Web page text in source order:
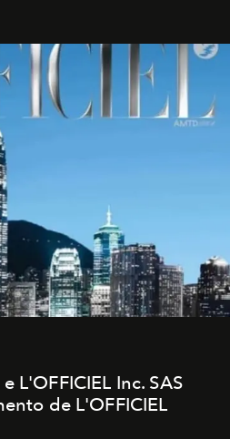
L'OFFICIEL Inc. SAS
de L'OFFICIEL